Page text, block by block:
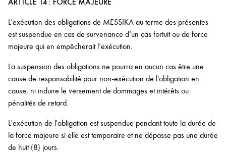
L’exécution des obligations de MESSIKA au terme des présentes
est suspendue en cas de survenance d’un cas fortuit ou de force
majeure qui en empêcherait l’exécution.
La suspension des obligations ne pourra en aucun cas être une
cause de responsabilité pour non-exécution de l'obligation en
cause, ni induire le versement de dommages et intérêts ou
pénalités de retard.
L'exécution de l'obligation est suspendue pendant toute la durée de
la force majeure si elle est temporaire et ne dépasse pas une durée
de huit (8) jours.